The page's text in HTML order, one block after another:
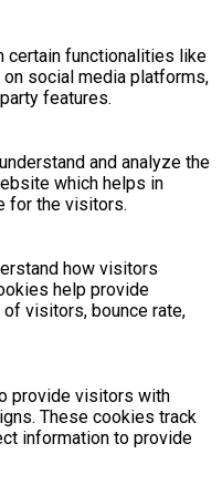
certain functionalities like
social media platforms,
features.
and analyze the
which helps in
for the visitors.
how visitors
help provide
visitors, bounce rate,
provide visitors with
These cookies track
information to provide